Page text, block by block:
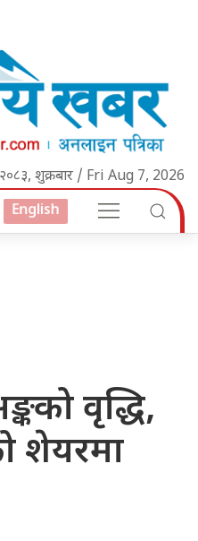
२०८३, शुक्रबार / Fri Aug 7, 2026
English
वृद्धि,
शेयरमा